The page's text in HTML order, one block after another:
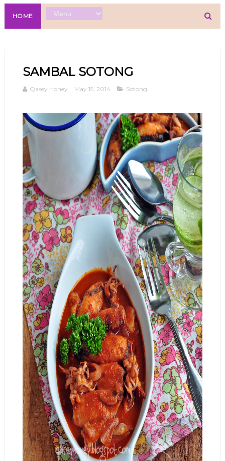
HOME
SAMBAL SOTONG
Qasey Honey May 15, 2014 Sotong